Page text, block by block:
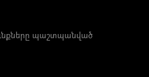
պաշտպանված